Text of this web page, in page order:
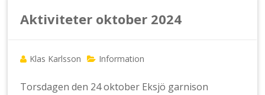
Aktiviteter oktober 2024
Klas Karlsson Information
Torsdagen den 24 oktober Eksjö garnison